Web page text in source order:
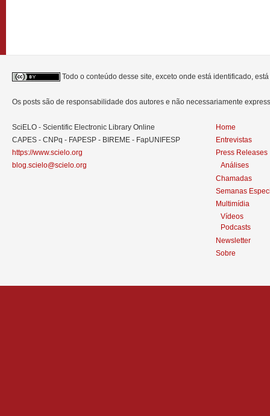
Todo o conteúdo desse site, exceto onde está identificado,
Os posts são de responsabilidade dos autores e não necessariamente
SciELO - Scientific Electronic Library Online
CAPES - CNPq - FAPESP - BIREME - FapUNIFESP
https://www.scielo.org
blog.scielo@scielo.org
Home
Entrevistas
Press Releases
Análises
Chamadas
Semanas
Multimídia
Vídeos
Podcasts
Newsletter
Sobre